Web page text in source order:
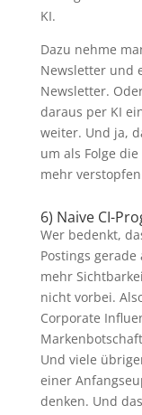
KI.
Dazu nehme
Newsletter und
Newsletter.
daraus per KI
weiter. Und ja,
um als Folge
mehr
6) Naive CI-
Wer bedenkt,
Postings
mehr
nicht vorbei.
Corporate
Und viele
einer
denken. Und